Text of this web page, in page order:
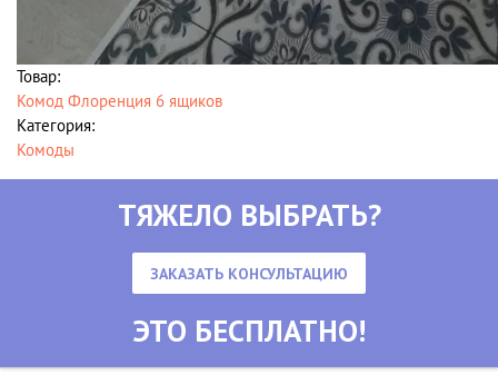
Товар:
Комод Флоренция 6 ящиков
Категория:
Комоды
ТЯЖЕЛО ВЫБРАТЬ?
ЗАКАЗАТЬ КОНСУЛЬТАЦИЮ
ЭТО БЕСПЛАТНО!